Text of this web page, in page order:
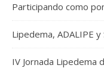
Participando como
Lipedema, ADALIPE y
IV Jornada Lipedema